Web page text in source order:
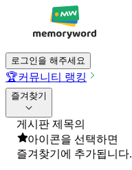
로그인을 해주세요
🏆커뮤니티 랭킹
즐겨찾기
게시판 제목의
아이콘을 선택하면
즐겨찾기에 추가됩니다.